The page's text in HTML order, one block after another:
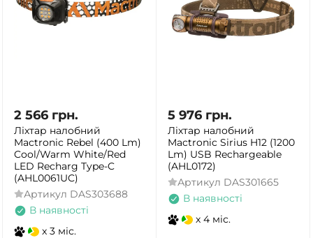
2 566 грн.
Ліхтар налобний
Mactronic Rebel (400 Lm)
Cool/Warm White/Red
LED Recharg Type-C
(AHL0061UC)
Артикул DAS303688
В наявності
x 3 міс.
5 976 грн.
Ліхтар налобний
Mactronic Sirius H12 (1200
Lm) USB Rechargeable
(AHL0172)
Артикул DAS301665
В наявності
x 4 міс.